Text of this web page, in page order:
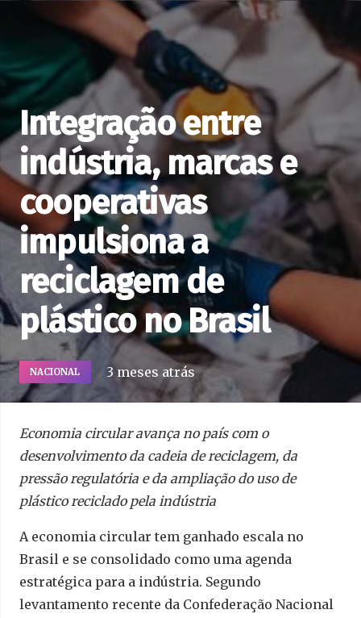
Integração entre
indústria, marcas e
cooperativas
impulsiona a
reciclagem de
plástico no Brasil
NACIONAL 3 meses atrás
Economia circular avança no país com o
desenvolvimento da cadeia de reciclagem, da
pressão regulatória e da ampliação do uso de
plástico reciclado pela indústria
A economia circular tem ganhado escala no
Brasil e se consolidado como uma agenda
estratégica para a indústria. Segundo
levantamento recente da Confederação Nacional